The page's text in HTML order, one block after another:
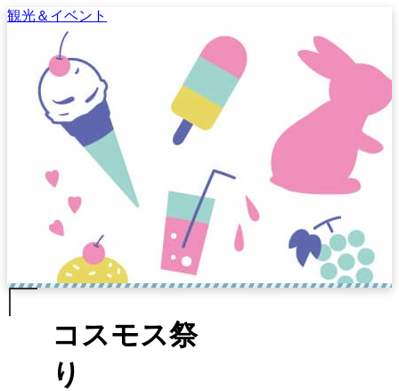
観光＆イベント
コスモス祭
り